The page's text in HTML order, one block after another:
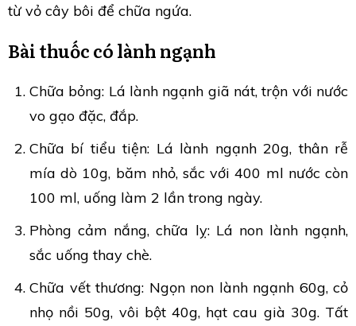
từ vỏ cây bôi để chữa ngứa.
Bài thuốc có lành ngạnh
Chữa bỏng: Lá lành ngạnh giã nát, trộn với nước
vo gạo đặc, đắp.
Chữa bí tiểu tiện: Lá lành ngạnh 20g, thân rễ
mía dò 10g, băm nhỏ, sắc với 400 ml nước còn
100 ml, uống làm 2 lần trong ngày.
Phòng cảm nắng, chữa lỵ: Lá non lành ngạnh,
sắc uống thay chè.
Chữa vết thương: Ngọn non lành ngạnh 60g, cỏ
nhọ nồi 50g, vôi bột 40g, hạt cau già 30g. Tất